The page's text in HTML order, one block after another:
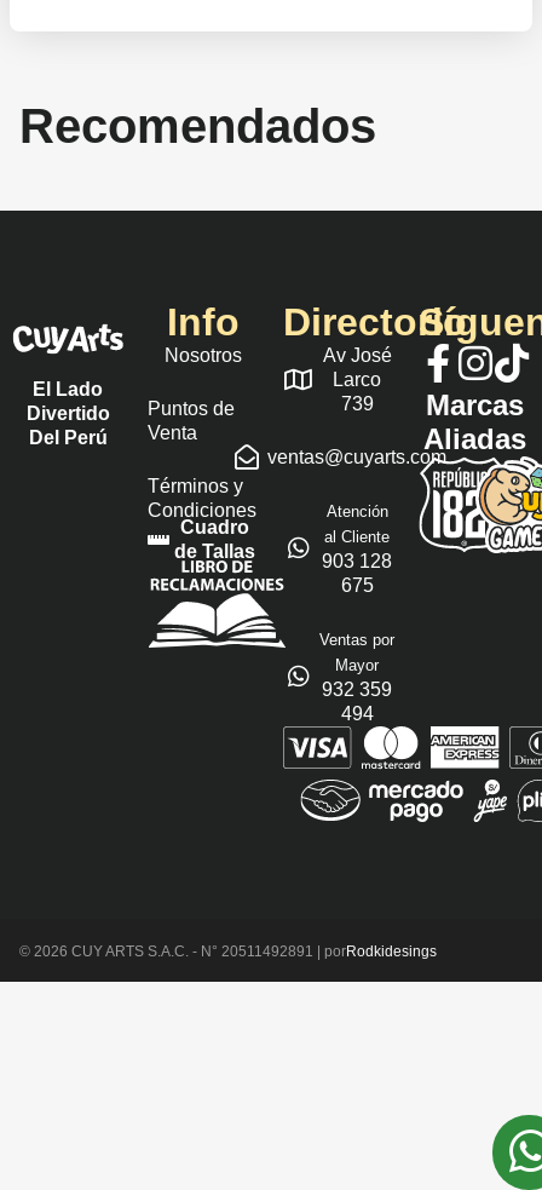
Recomendados
El Lado
Divertido
Del Perú
Info
Nosotros
Puntos de
Venta
Términos y
Condiciones
Cuadro
de Tallas
Directorio
Av José
Larco
739
ventas@cuyarts.com
Atención
al Cliente
903 128
675
Ventas por
Mayor
932 359
494
Marcas
Aliadas
© 2026 CUY ARTS S.A.C. - N° 20511492891 | porRodkidesings